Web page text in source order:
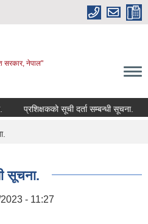
सरकार, नेपाल"
प्रशिक्षकको सूची दर्ता सम्बन्धी सूचना.
सूचना.
- 11:27